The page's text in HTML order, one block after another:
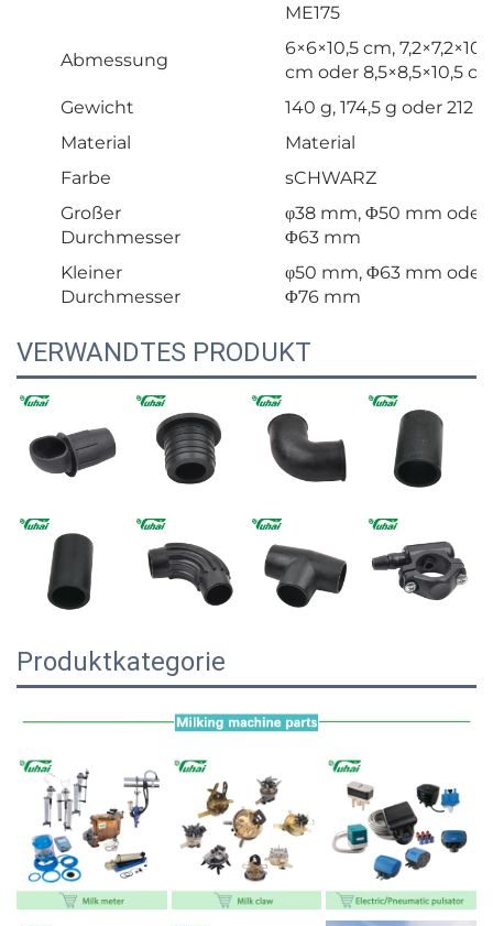
ME175
Abmessung
6×6×10,5 cm,
cm oder 8,5×8,5×10,5
Gewicht
140 g, 174,5 g oder 212 g
Material
Material
Farbe
sCHWARZ
Großer
Durchmesser
φ38 mm, Φ50 mm oder
Φ63 mm
Kleiner
Durchmesser
φ50 mm, Φ63 mm oder
Φ76 mm
VERWANDTES PRODUKT
Produktkategorie